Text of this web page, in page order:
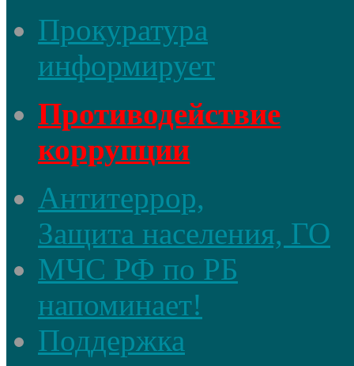
Прокуратура
информирует
Противодействие
коррупции
Антитеррор,
Защита населения, ГО
МЧС РФ по РБ
напоминает!
Поддержка